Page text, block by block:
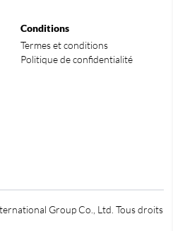
Conditions
Termes et conditions
Politique de confidentialité
Group Co., Ltd. Tous droits